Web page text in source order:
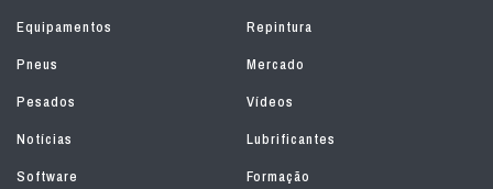
Equipamentos
Repintura
Pneus
Mercado
Pesados
Vídeos
Notícias
Lubrificantes
Software
Formação